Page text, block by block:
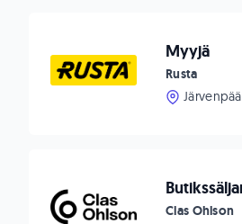
Myyjä
Rusta
Järvenpää
Clas Ohlson